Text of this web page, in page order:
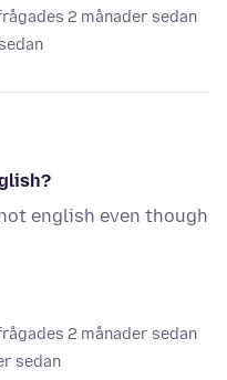
2 månader sedan
english even though
2 månader sedan
sedan